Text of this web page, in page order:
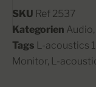
SKU Ref 2537
Kategorien Audio,
Tags L-acoustics
Monitor, L-